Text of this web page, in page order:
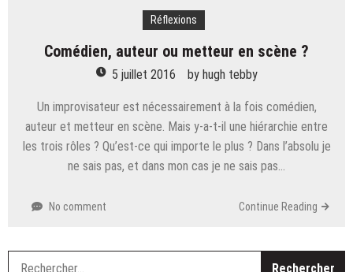
Réflexions
Comédien, auteur ou metteur en scène ?
5 juillet 2016 by hugh tebby
Un improvisateur est nécessairement à la fois comédien,
auteur et metteur en scène. Mais y-a-t-il une hiérarchie entre
les trois rôles ? Qu’est-ce qui importe le plus ? Dans l’absolu je
ne sais pas, et dans mon cas je ne sais pas…
No comment Continue Reading